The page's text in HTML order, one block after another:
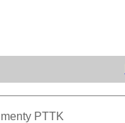
PTTK